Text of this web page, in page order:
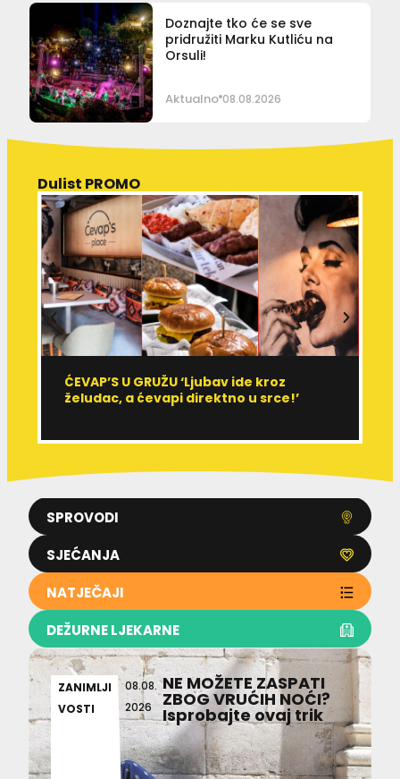
Doznajte tko će se sve
pridružiti Marku Kutliću na
Orsuli!
Aktualno 08.08.2026
SPROVODI
SJEĆANJA
NATJEČAJI
DEŽURNE LJEKARNE
Dulist PROMO
ĆEVAP’S U GRUŽU ‘Ljubav ide kroz
želudac, a ćevapi direktno u srce!’
ZANIMLJI
VOSTI
08.08.
2026
NE MOŽETE ZASPATI
ZBOG VRUĆIH NOĆI?
Isprobajte ovaj trik